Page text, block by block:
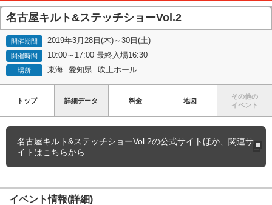
名古屋キルト&ステッチショーVol.2
開催期間 2019年3月28日(木)～30日(土)
開催時間 10:00～17:00 最終入場16:30
場所 東海 愛知県 吹上ホール
トップ 詳細データ 料金 地図
その他の
イベント
名古屋キルト&ステッチショーVol.2の公式サイトほか、関連サ
イトはこちらから
イベント情報(詳細)